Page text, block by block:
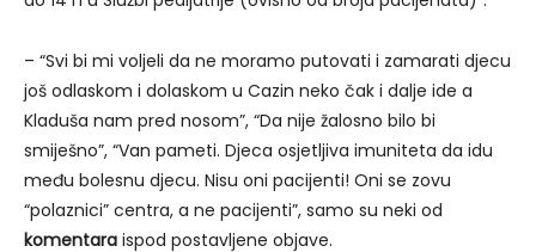
– “Svi bi mi voljeli da ne moramo putovati i zamarati djecu
još odlaskom i dolaskom u Cazin neko čak i dalje ide a
Kladuša nam pred nosom”, “Da nije žalosno bilo bi
smiješno”, “Van pameti. Djeca osjetljiva imuniteta da idu
među bolesnu djecu. Nisu oni pacijenti! Oni se zovu
“polaznici” centra, a ne pacijenti”, samo su neki od
komentara ispod postavljene objave.